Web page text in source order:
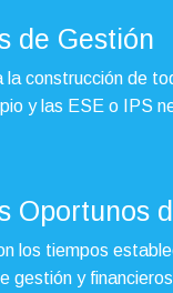
de Gestión
la construcción de
y las ESE o IPS
Oportunos
los tiempos
gestión y